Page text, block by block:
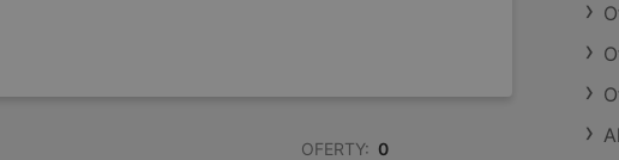
OFERTY: 0